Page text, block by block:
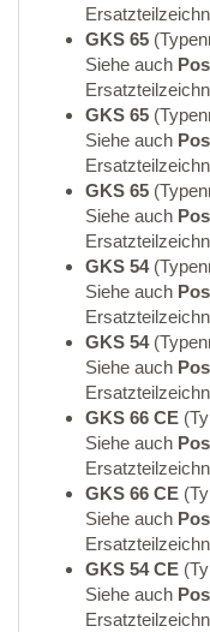
GKS 65
Siehe auch
GKS 65
Siehe auch
GKS 65
Siehe auch
GKS 54
Siehe auch
GKS 54
Siehe auch
GKS 66 CE
Siehe auch
GKS 66 CE
Siehe auch
GKS 54 CE
Siehe auch